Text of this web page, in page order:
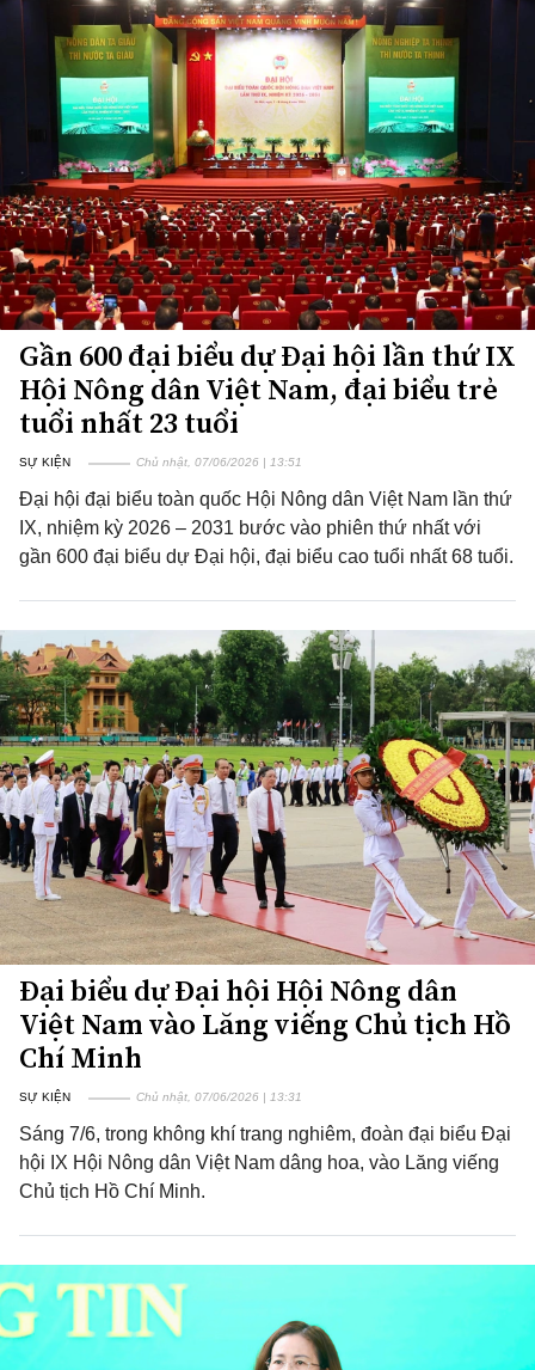
Gần 600 đại biểu dự Đại hội lần thứ IX
Hội Nông dân Việt Nam, đại biểu trẻ
tuổi nhất 23 tuổi
SỰ KIỆN Chủ nhật, 07/06/2026 | 13:51
Đại hội đại biểu toàn quốc Hội Nông dân Việt Nam lần thứ
IX, nhiệm kỳ 2026 – 2031 bước vào phiên thứ nhất với
gần 600 đại biểu dự Đại hội, đại biểu cao tuổi nhất 68 tuổi.
Đại biểu dự Đại hội Hội Nông dân
Việt Nam vào Lăng viếng Chủ tịch Hồ
Chí Minh
SỰ KIỆN Chủ nhật, 07/06/2026 | 13:31
Sáng 7/6, trong không khí trang nghiêm, đoàn đại biểu Đại
hội IX Hội Nông dân Việt Nam dâng hoa, vào Lăng viếng
Chủ tịch Hồ Chí Minh.